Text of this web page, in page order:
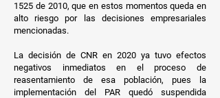
1525 de 2010, que en estos momentos queda en
alto riesgo por las decisiones empresariales
mencionadas.
La decisión de CNR en 2020 ya tuvo efectos
negativos inmediatos en el proceso de
reasentamiento de esa población, pues la
implementación del PAR quedó suspendida